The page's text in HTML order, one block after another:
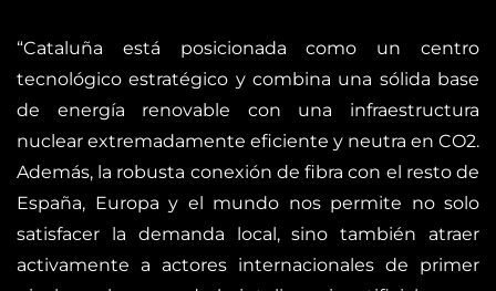
“Cataluña está posicionada como un centro
tecnológico estratégico y combina una sólida base
de energía renovable con una infraestructura
nuclear extremadamente eficiente y neutra en CO2.
Además, la robusta conexión de fibra con el resto de
España, Europa y el mundo nos permite no solo
satisfacer la demanda local, sino también atraer
activamente a actores internacionales de primer